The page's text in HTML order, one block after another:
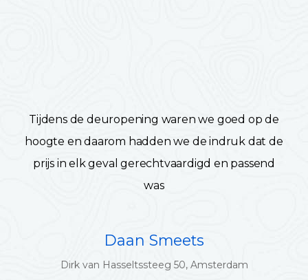
Tijdens de deuropening waren we goed op de
hoogte en daarom hadden we de indruk dat de
prijs in elk geval gerechtvaardigd en passend
was
Daan Smeets
Dirk van Hasseltssteeg 50, Amsterdam